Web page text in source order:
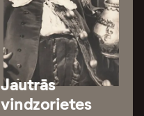
Jautrās
vindzorietes